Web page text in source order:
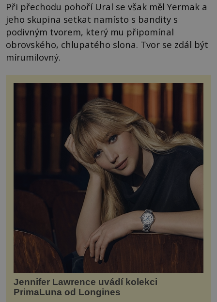
Při přechodu pohoří Ural se však měl Yermak a
jeho skupina setkat namísto s bandity s
podivným tvorem, který mu připomínal
obrovského, chlupatého slona. Tvor se zdál být
mírumilovný.
Jennifer Lawrence uvádí kolekci
PrimaLuna od Longines